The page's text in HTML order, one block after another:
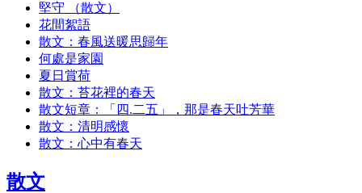
堅守 （散文）
花間絮語
散文：春風送暖思歸年
何處是家園
夏日賞荷
散文：苔花裡的春天
散文短章：「四.二五」，那是春天吐芳華
散文：清明感懷
散文：心中有春天
散文